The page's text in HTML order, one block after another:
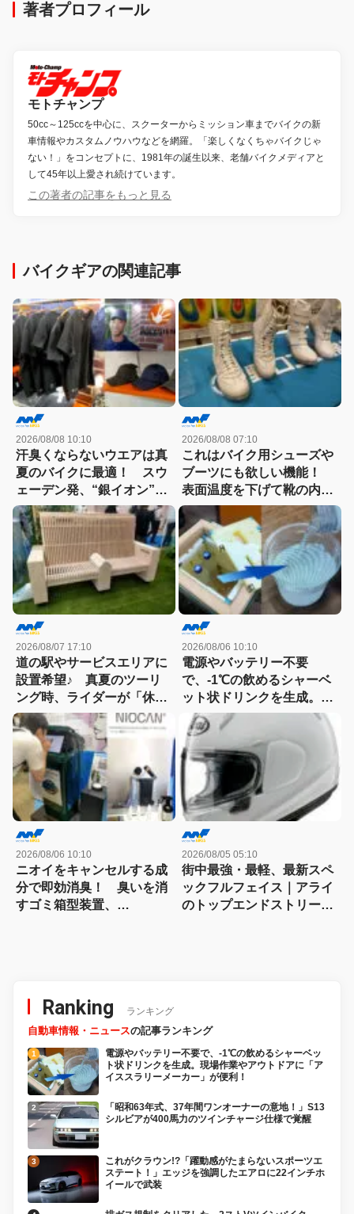
著者プロフィール
モトチャンプ
50cc～125ccを中心に、スクーターからミッション車までバイクの新
車情報やカスタムノウハウなどを網羅。「楽しくなくちゃバイクじゃ
ない！」をコンセプトに、1981年の誕生以来、老舗バイクメディアと
して45年以上愛され続けています。
この著者の記事をもっと見る
バイクギアの関連記事
2026/08/08 10:10
汗臭くならないウエアは真
夏のバイクに最適！ スウ
ェーデン発、“銀イオン”に
よる抗菌防臭加工「ポリジ
ン」のウェア群。
THE NORTH FACEやアデ
ィダスetc.
2026/08/08 07:10
これはバイク用シューズや
ブーツにも欲しい機能！
表面温度を下げて靴の内部
をクールダウン。真夏の蒸
れや不快感を解消
2026/08/07 17:10
道の駅やサービスエリアに
設置希望♪ 真夏のツーリ
ング時、ライダーが「休憩
場所に欲しい！」と思う冷
却機器を発見
2026/08/06 10:10
電源やバッテリー不要
で、-1℃の飲めるシャーベ
ット状ドリンクを生成。現
場作業やアウトドアに「ア
イススラリーメーカー」が
便利！
2026/08/06 10:10
ニオイをキャンセルする成
分で即効消臭！ 臭いを消
すゴミ箱型装置、
2026/08/05 05:10
街中最強・最軽、最新スペ
ックフルフェイス｜アライ
のトップエンドストリート
Ranking ランキング
自動車情報・ニュースの記事ランキング
電源やバッテリー不要で、-1℃の飲めるシャーベッ
ト状ドリンクを生成。現場作業やアウトドアに「ア
イススラリーメーカー」が便利！
「昭和63年式、37年間ワンオーナーの意地！」S13
シルビアが400馬力のツインチャージ仕様で覚醒
これがクラウン!?「躍動感がたまらないスポーツエ
ステート！」エッジを強調したエアロに22インチホ
イールで武装